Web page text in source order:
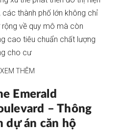
các thành phố lớn không chỉ
rộng về quy mô mà còn
cao tiêu chuẩn chất lượng
cho cư
XEM THÊM
Emerald
– Thông
dự án căn hộ